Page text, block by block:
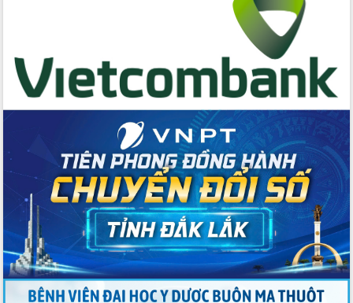
hai con số trong năm 2026
Tổ chức trang trọng Lễ hội Đền thờ
Lương Văn Chánh năm 2026
Huy giữ chức Bí thư Đảng ủy Ủy Ban
Nhân dân tỉnh
Bệnh án điện tử thúc đẩy chuyển đổi
số y tế tại Đắk Lắk
Chuyển đổi số thư viện: Mở rộng
không gian tri thức trong thời đại số
Đánh giá, rút kinh nghiệm công tác tổ
chức diễn tập trước ngày bầu cử
Chương trình “Gặp gỡ hữu nghị –
Friendship Meeting New Year 2026”